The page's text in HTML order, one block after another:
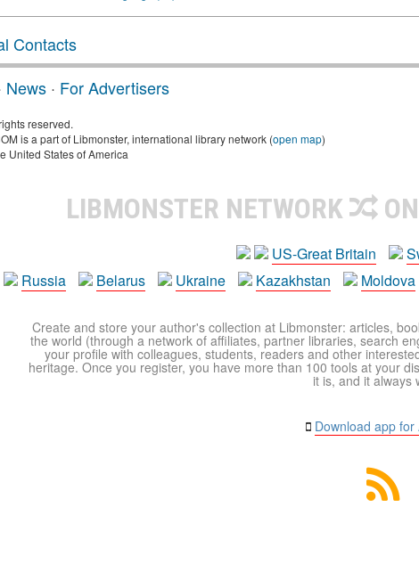
Contacts
News · For Advertisers
reserved.
is a part of Libmonster, international library network (open map)
United States of America
LIBMONSTER NETWORK
US-Great Britain
Russia
Belarus Ukraine Kazakhstan Moldova
Create and store your author's collection at Libmonster: articles,
the world (through a network of affiliates, partner libraries, search
your profile with colleagues, students, readers and other
heritage. Once you register, you have more than 100 tools at your
it is, and it always
Download app for